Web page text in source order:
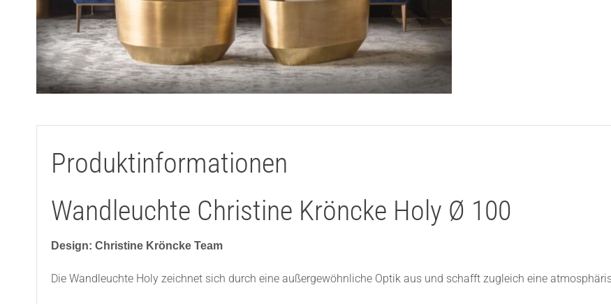
Produktinformationen
Wandleuchte Christine Kröncke Holy Ø 100
Design: Christine Kröncke Team
Die Wandleuchte Holy zeichnet sich durch eine außergewöhnliche Optik aus und schafft zugleich eine